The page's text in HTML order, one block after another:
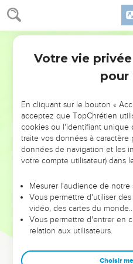
NE MANQUEZ
DE
ET SI LEURS ERREURS
leur foi ou leur vision. Mais on
et les saisons difficiles qu'ils
sont elles qui
Dans cette conférence,
clés pour avancer avec plus
Votre vie
pour
En cliquant sur le bouton «
acceptez que TopChrétien
cookies ou l'identifiant unique
traite vos données à caractère
données de navigation et les
votre compte utilisateur) dans
Mesurer l'audience de notre
Vous permettre d'utiliser
vidéo, des cartes du
Vous permettre d'entrer en
relation aux utilisateurs.
Choisir